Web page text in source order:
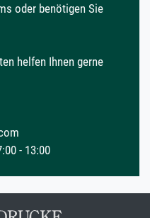
oder benötigen Sie
helfen Ihnen gerne
- 13:00